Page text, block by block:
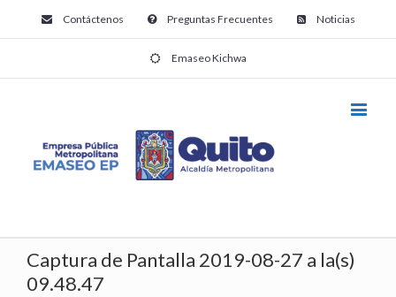
Contáctenos Preguntas Frecuentes Noticias
Emaseo Kichwa
Captura de Pantalla 2019-08-27 a la(s)
09.48.47